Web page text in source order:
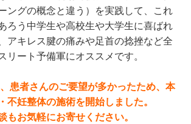
ングの概念と違う）を実践して、これ
ろう中学生や高校生や大学生に喜ばれ
アキレス腱の痛みや足首の捻挫など全
リート予備軍にオススメです。
患者さんのご要望が多かったため、本
不妊整体の施術を開始しました。
もお気軽にお寄せください。